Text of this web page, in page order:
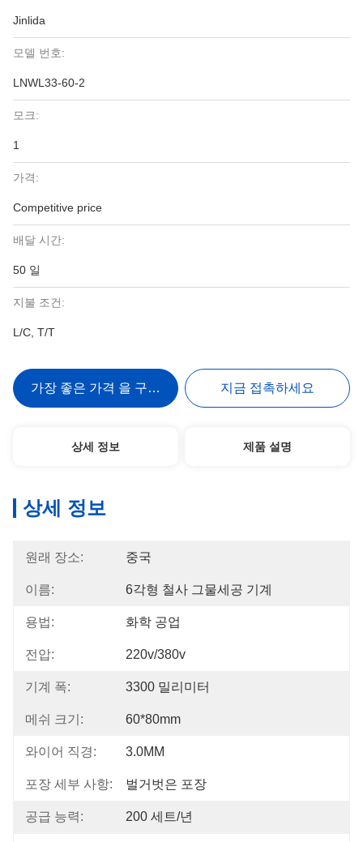
Jinlida
모델 번호:
LNWL33-60-2
모크:
1
가격:
Competitive price
배달 시간:
50 일
지불 조건:
L/C, T/T
가장 좋은 가격 을 구하라 지금 접촉하세요
상세 정보 제품 설명
상세 정보
원래 장소: 중국
이름: 6각형 철사 그물세공 기계
용법: 화학 공업
전압: 220v/380v
기계 폭: 3300 밀리미터
메쉬 크기: 60*80mm
와이어 직경: 3.0MM
포장 세부 사항: 벌거벗은 포장
공급 능력: 200 세트/년